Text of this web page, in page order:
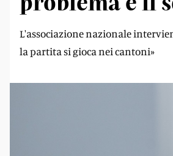
L'associazione nazionale
la partita si gioca nei cantoni»